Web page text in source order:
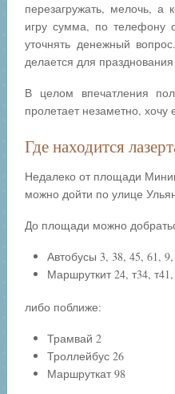
перезагружать, мелочь, а
игру сумма, по телефону
уточнять денежный
делается для
В целом впечатления
пролетает незаметно, хочу
Где находится
Недалеко от площади
можно дойти по улице
До площади можно
Автобусы 3, 38, 45, 61,
Маршруткит 24, т34, т41,
либо поближе:
Трамвай 2
Троллейбус 26
Маршруткат 98